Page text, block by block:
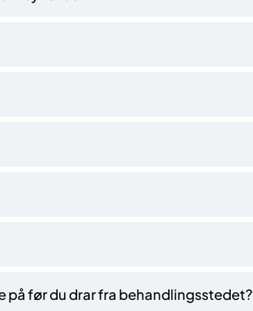
på før du drar fra behandlingsstedet?